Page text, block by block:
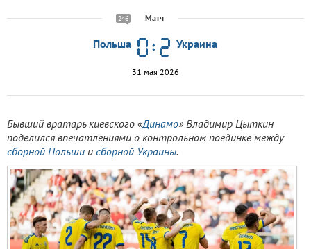
246 Матч
Польша Украина
31 мая 2026
Бывший вратарь киевского «Динамо» Владимир Цыткин
поделился впечатлениями о контрольном поединке между
сборной Польши и сборной Украины.